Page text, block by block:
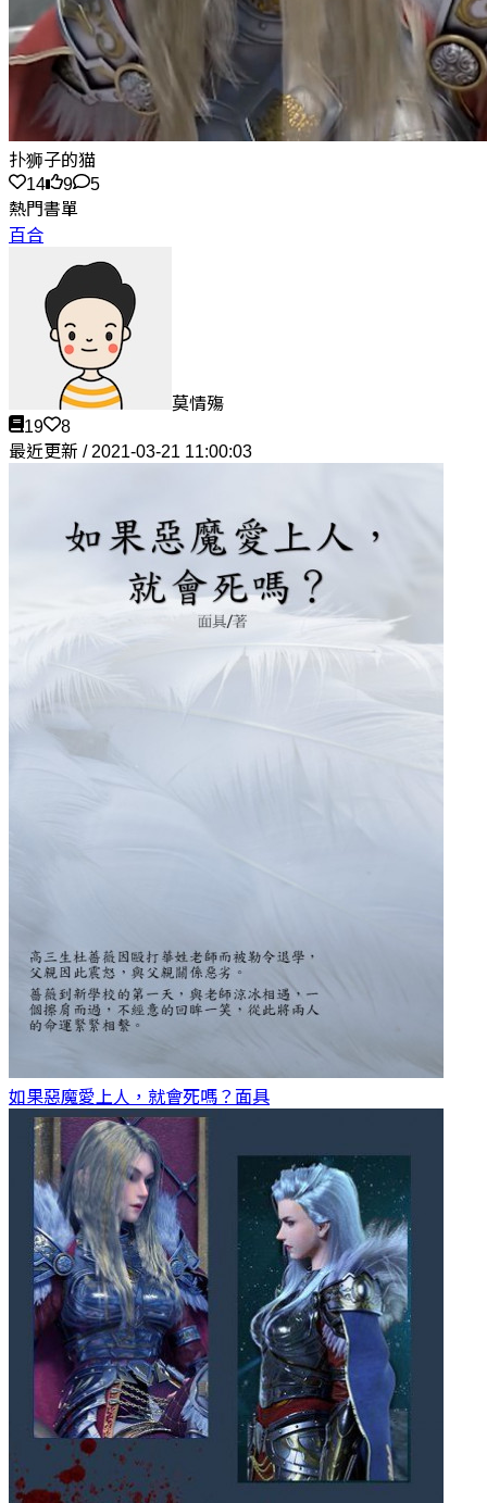
扑狮子的猫
14
9
5
熱門書單
百合
莫情殤
19
8
最近更新 / 2021-03-21 11:00:03
如果惡魔愛上人，就會死嗎？ 面具